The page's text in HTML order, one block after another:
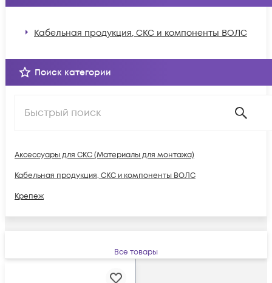
Кабельная продукция, СКС и компоненты ВОЛС
Поиск категории
Аксессуары для СКС (Материалы для монтажа)
Кабельная продукция, СКС и компоненты ВОЛС
Крепеж
Все товары